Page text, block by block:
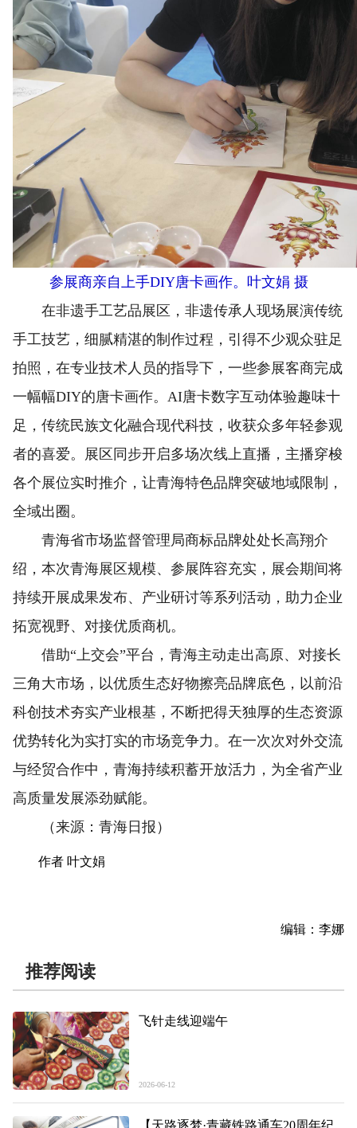
参展商亲自上手DIY唐卡画作。叶文娟 摄
在非遗手工艺品展区，非遗传承人现场展演传统
手工技艺，细腻精湛的制作过程，引得不少观众驻足
拍照，在专业技术人员的指导下，一些参展客商完成
一幅幅DIY的唐卡画作。AI唐卡数字互动体验趣味十
足，传统民族文化融合现代科技，收获众多年轻参观
者的喜爱。展区同步开启多场次线上直播，主播穿梭
各个展位实时推介，让青海特色品牌突破地域限制，
全域出圈。
青海省市场监督管理局商标品牌处处长高翔介
绍，本次青海展区规模、参展阵容充实，展会期间将
持续开展成果发布、产业研讨等系列活动，助力企业
拓宽视野、对接优质商机。
借助“上交会”平台，青海主动走出高原、对接长
三角大市场，以优质生态好物擦亮品牌底色，以前沿
科创技术夯实产业根基，不断把得天独厚的生态资源
优势转化为实打实的市场竞争力。在一次次对外交流
与经贸合作中，青海持续积蓄开放活力，为全省产业
高质量发展添劲赋能。
（来源：青海日报）
作者 叶文娟
编辑：李娜
推荐阅读
飞针走线迎端午
2026-06-12
【天路逐梦·青藏铁路通车20周年纪